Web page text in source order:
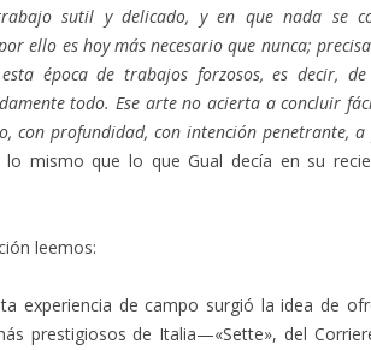
sutil y delicado, y en que nada se
ello es hoy más necesario que nunca;
época de trabajos forzosos, es decir,
todo. Ese arte no acierta a concluir
con profundidad, con intención penetrante,
lo mismo que lo que Gual decía en su
leemos:
experiencia de campo surgió la idea de
prestigiosos de Italia—«Sette», del